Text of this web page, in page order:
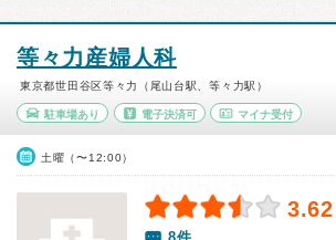
等々力産婦人科
東京都世田谷区等々力（尾山台駅、等々力駅）
駐車場あり 電子決済可 マイナ受付
土曜（〜12:00）
3.62